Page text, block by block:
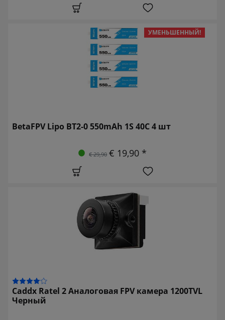
УМЕНЬШЕННЫЙ!
BetaFPV Lipo BT2-0 550mAh 1S 40C 4 шт
€ 29,90 € 19,90 *
Caddx Ratel 2 Аналоговая FPV камера 1200TVL
Черный